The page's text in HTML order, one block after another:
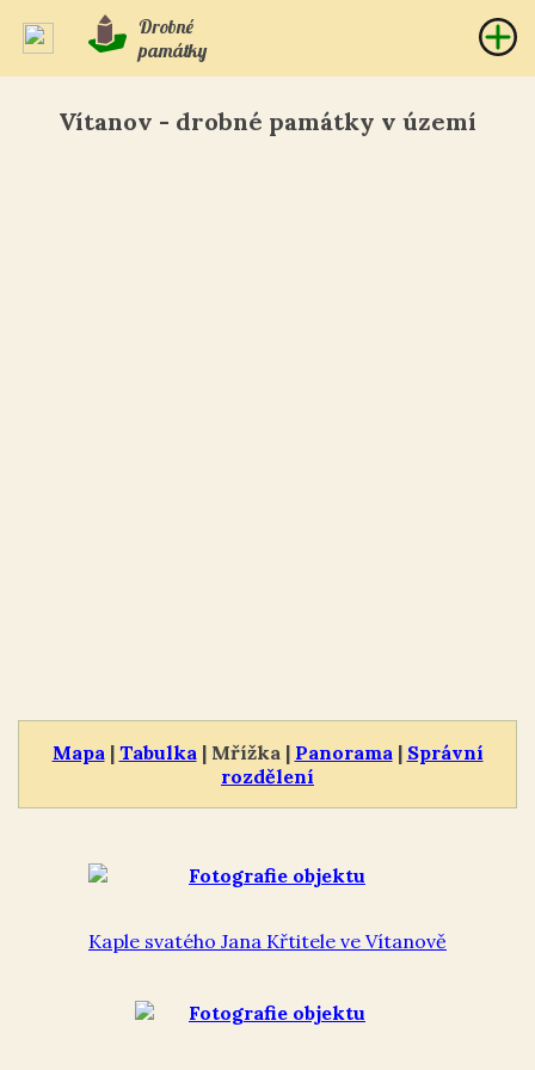
Drobné
památky
Vítanov - drobné památky v území
Mapa | Tabulka | Mřížka | Panorama | Správní
rozdělení
Kaple svatého Jana Křtitele ve Vítanově